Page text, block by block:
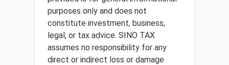
purposes only and does not
constitute investment, business,
legal, or tax advice. SINO TAX
assumes no responsibility for any
direct or indirect loss or damage